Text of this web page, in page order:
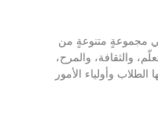
مجموعةٍ متنوعةٍ من
والثقافة، والمرح،
وأولياء الأمور